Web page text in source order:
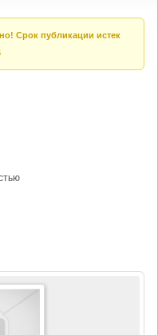
Срок публикации истек